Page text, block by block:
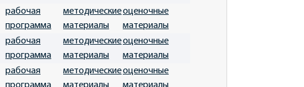
рабочая
программа
методические
материалы
оценочные
материалы
рабочая
программа
методические
материалы
оценочные
материалы
рабочая
методическиеоценочные